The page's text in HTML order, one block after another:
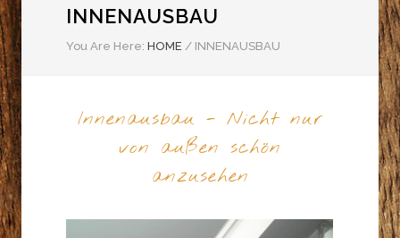
INNENAUSBAU
You Are Here: HOME / INNENAUSBAU
Innenausbau - Nicht nur
von außen schön
anzusehen